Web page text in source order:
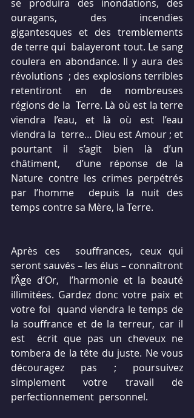
se produira des inondations, des
ouragans, des incendies
gigantesques et des tremblements
de terre qui  balayeront tout. Le sang
coulera en abondance. Il y aura des
révolutions  ; des explosions terribles
retentiront en de nombreuses
régions de la  Terre. Là où est la terre
viendra l’eau, et là où est l’eau
viendra la  terre… Dieu est Amour ; et
pourtant il s’agit bien là d’un
châtiment,  d’une réponse de la
Nature contre les crimes perpétrés
par l’homme  depuis la nuit des
temps contre sa Mère, la Terre.
Après ces  souffrances, ceux qui
seront sauvés – les élus – connaîtront
l’Âge d’Or,  l’harmonie et la beauté
illimitées. Gardez donc votre paix et
votre foi  quand viendra le temps de
la souffrance et de la terreur, car il
est  écrit que pas un cheveux ne
tombera de la tête du juste. Ne vous
découragez pas ; poursuivez
simplement votre travail de
perfectionnement  personnel.